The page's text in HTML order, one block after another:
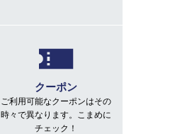
クーポン
ご利用可能なクーポンはその
時々で異なります。こまめに
チェック！